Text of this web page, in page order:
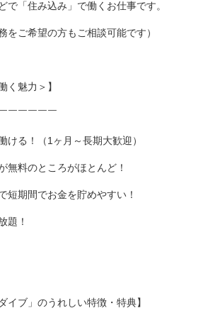
で「住み込み」で働くお仕事です。
をご希望の方もご相談可能です）
く魅力＞】
￣￣￣￣￣
ける！（1ヶ月～長期大歓迎）
無料のところがほとんど！
短期間でお金を貯めやすい！
題！
イブ」のうれしい特徴・特典】